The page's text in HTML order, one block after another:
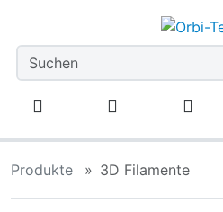
Produkte 3D Filamente